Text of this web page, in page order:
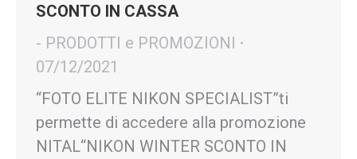
SCONTO IN CASSA
- PRODOTTI e PROMOZIONI
07/12/2021
“FOTO ELITE NIKON SPECIALIST”ti
permette di accedere alla promozione
NITAL“NIKON WINTER SCONTO IN